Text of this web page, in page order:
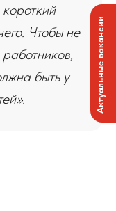
Актуальные вакансии
Чтобы не
быть у